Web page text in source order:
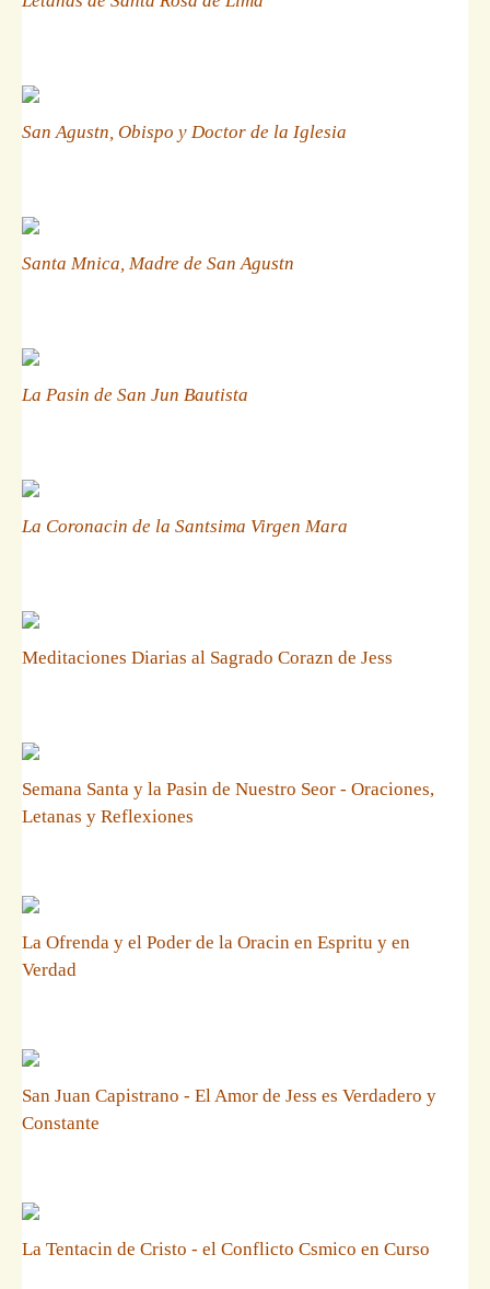
San Agustn, Obispo y Doctor de la Iglesia
Santa Mnica, Madre de San Agustn
La Pasin de San Jun Bautista
La Coronacin de la Santsima Virgen Mara
Meditaciones Diarias al Sagrado Corazn de Jess
Semana Santa y la Pasin de Nuestro Seor - Oraciones,
Letanas y Reflexiones
La Ofrenda y el Poder de la Oracin en Espritu y en
Verdad
San Juan Capistrano - El Amor de Jess es Verdadero y
Constante
La Tentacin de Cristo - el Conflicto Csmico en Curso